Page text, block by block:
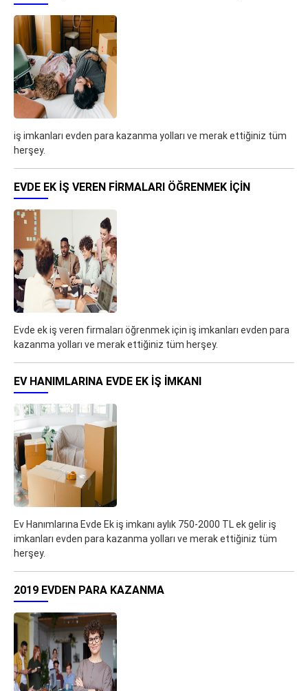
iş imkanları evden para kazanma yolları ve merak ettiğiniz tüm
herşey.
EVDE EK IŞ VEREN FIRMALARI ÖĞRENMEK IÇIN
Evde ek iş veren firmaları öğrenmek için iş imkanları evden para
kazanma yolları ve merak ettiğiniz tüm herşey.
EV HANIMLARINA EVDE EK IŞ IMKANI
Ev Hanımlarına Evde Ek iş imkanı aylık 750-2000 TL ek gelir iş
imkanları evden para kazanma yolları ve merak ettiğiniz tüm
herşey.
2019 EVDEN PARA KAZANMA